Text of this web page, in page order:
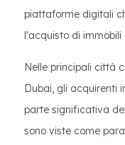
piattaforme digitali
l'acquisto di
Nelle principali città
Dubai, gli acquirenti
parte significativa
sono viste come